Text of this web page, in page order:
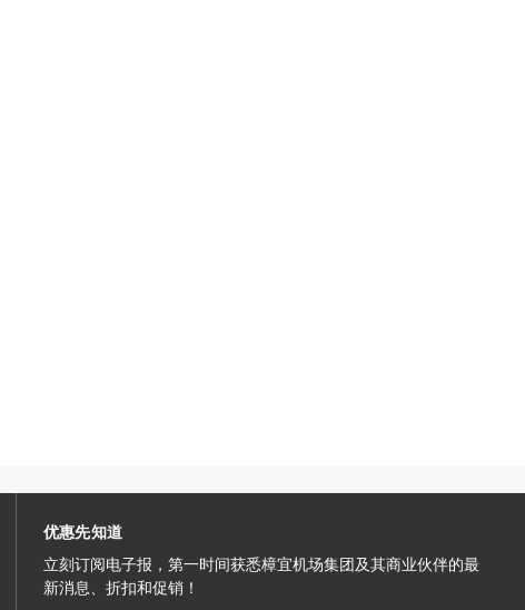
优惠先知道
立刻订阅电子报，第一时间获悉樟宜机场集团及其商业伙伴的最
新消息、折扣和促销！